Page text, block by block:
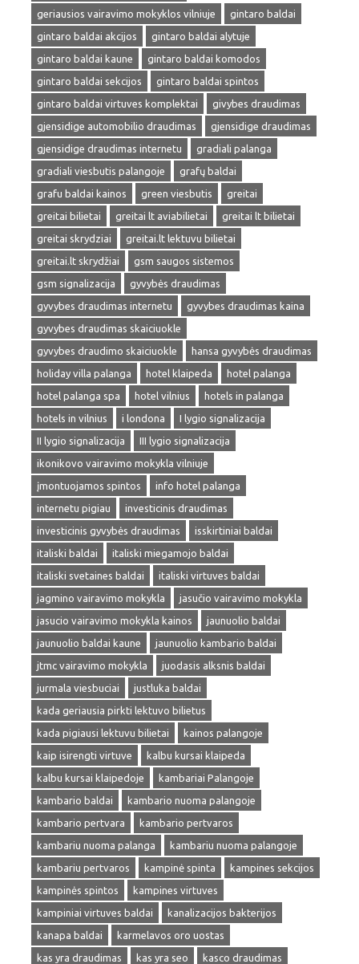
geriausios vairavimo mokyklos vilniuje
gintaro baldai
gintaro baldai akcijos
gintaro baldai alytuje
gintaro baldai kaune
gintaro baldai komodos
gintaro baldai sekcijos
gintaro baldai spintos
gintaro baldai virtuves komplektai
givybes draudimas
gjensidige automobilio draudimas
gjensidige draudimas
gjensidige draudimas internetu
gradiali palanga
gradiali viesbutis palangoje
grafų baldai
grafu baldai kainos
green viesbutis
greitai
greitai bilietai
greitai lt aviabilietai
greitai lt bilietai
greitai skrydziai
greitai.lt lektuvu bilietai
greitai.lt skrydžiai
gsm saugos sistemos
gsm signalizacija
gyvybės draudimas
gyvybes draudimas internetu
gyvybes draudimas kaina
gyvybes draudimas skaiciuokle
gyvybes draudimo skaiciuokle
hansa gyvybės draudimas
holiday villa palanga
hotel klaipeda
hotel palanga
hotel palanga spa
hotel vilnius
hotels in palanga
hotels in vilnius
i londona
I lygio signalizacija
II lygio signalizacija
III lygio signalizacija
ikonikovo vairavimo mokykla vilniuje
įmontuojamos spintos
info hotel palanga
internetu pigiau
investicinis draudimas
investicinis gyvybės draudimas
isskirtiniai baldai
italiski baldai
italiski miegamojo baldai
italiski svetaines baldai
italiski virtuves baldai
jagmino vairavimo mokykla
jasučio vairavimo mokykla
jasucio vairavimo mokykla kainos
jaunuolio baldai
jaunuolio baldai kaune
jaunuolio kambario baldai
jtmc vairavimo mokykla
juodasis alksnis baldai
jurmala viesbuciai
justluka baldai
kada geriausia pirkti lektuvo bilietus
kada pigiausi lektuvu bilietai
kainos palangoje
kaip isirengti virtuve
kalbu kursai klaipeda
kalbu kursai klaipedoje
kambariai Palangoje
kambario baldai
kambario nuoma palangoje
kambario pertvara
kambario pertvaros
kambariu nuoma palanga
kambariu nuoma palangoje
kambariu pertvaros
kampinė spinta
kampines sekcijos
kampinės spintos
kampines virtuves
kampiniai virtuves baldai
kanalizacijos bakterijos
kanapa baldai
karmelavos oro uostas
kas yra draudimas
kas yra seo
kasco draudimas